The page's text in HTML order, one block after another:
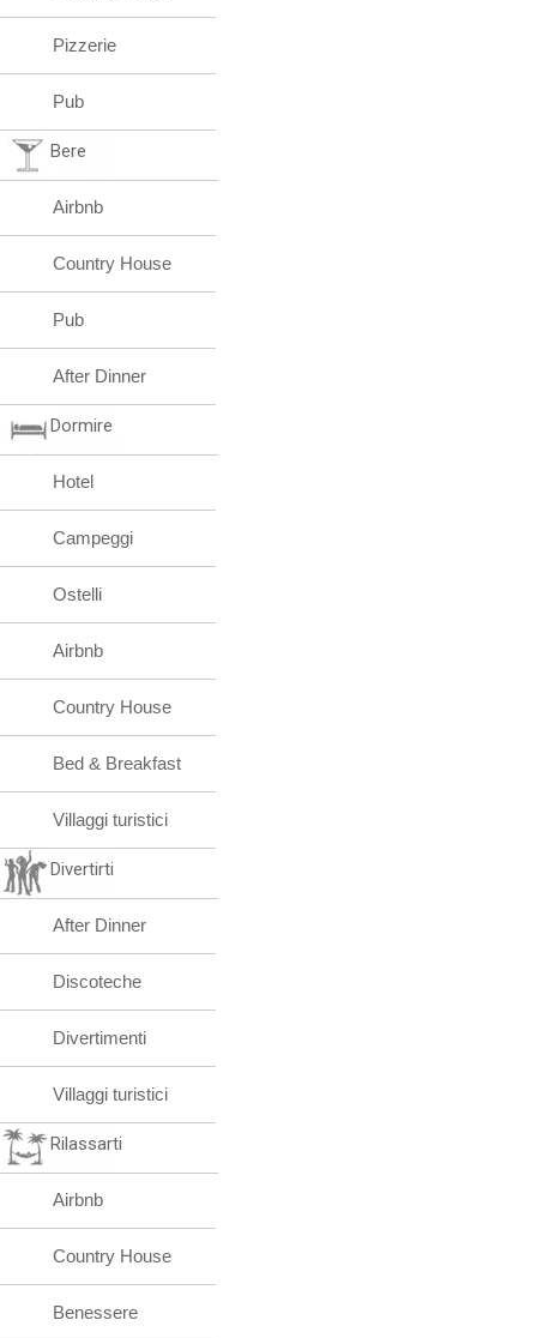
Pizzerie
Pub
Bere
Airbnb
Country House
Pub
After Dinner
Dormire
Hotel
Campeggi
Ostelli
Airbnb
Country House
Bed & Breakfast
Villaggi turistici
Divertirti
After Dinner
Discoteche
Divertimenti
Villaggi turistici
Rilassarti
Airbnb
Country House
Benessere